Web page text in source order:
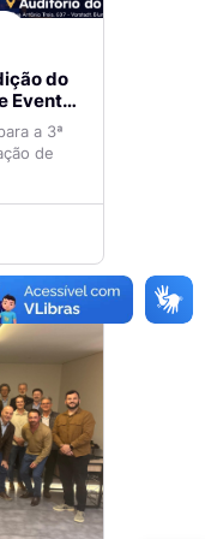
do
Eventos
a 3ª
de